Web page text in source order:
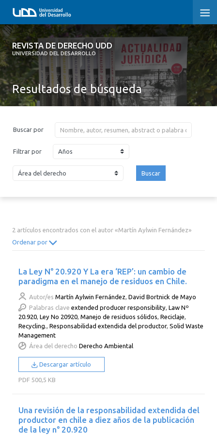
REVISTA DE DERECHO UDD
UNIVERSIDAD DEL DESARROLLO
REVISTA DE DERECHO UDD
INICIO
ACERCA DE LA REVISTA
CONVOCATORIA
CONTACTO Y SUSCRIPCIÓN
Resultados de búsqueda
Buscar por
Filtrar por Años
2002 2001 2000
Buscar
2 artículos encontrados con el autor «Martín Aylwin Fernández»
Ordenar por
La Ley N° 20.920 Y La era ‘REP’: un cambio de
paradigma en el manejo de residuos en Chile.
Autor/es Martín Aylwin Fernández ,David Bortnick de Mayo
Palabras clave extended producer responsibility,Law Nº
20.920,Ley No 20920,Manejo de residuos sólidos,Reciclaje,
Recycling.,Responsabilidad extendida del productor,Solid Waste
Management
Área del derecho Derecho Ambiental
Descargar artículo
PDF 500,5 KB
Una revisión de la responsabilidad extendida del
productor en chile a diez años de la publicación
de la ley n° 20.920